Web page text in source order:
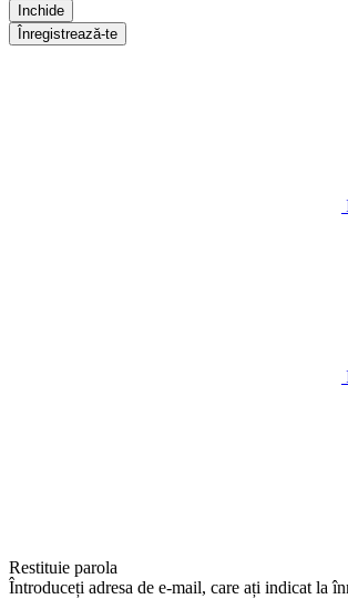
Inchide
Înregistrează-te
Restituie parola
Întroduceți adresa de e-mail, care ați indicat la